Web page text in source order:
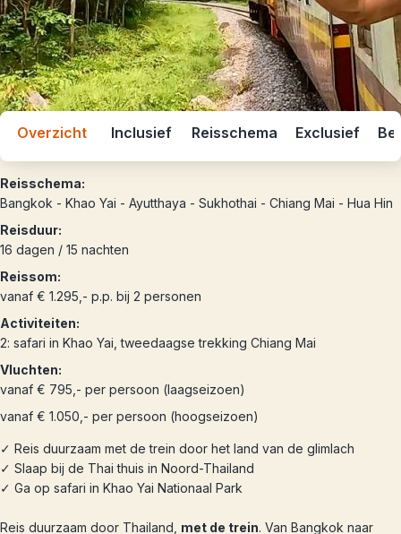
Overzicht Inclusief Reisschema Exclusief
Reisschema:
Bangkok - Khao Yai - Ayutthaya - Sukhothai - Chiang Mai - Hua Hin
Reisduur:
16 dagen / 15 nachten
Reissom:
vanaf € 1.295,- p.p. bij 2 personen
Activiteiten:
2: safari in Khao Yai, tweedaagse trekking Chiang Mai
Vluchten:
vanaf € 795,- per persoon (laagseizoen)
vanaf € 1.050,- per persoon (hoogseizoen)
✓ Reis duurzaam met de trein door het land van de glimlach
✓ Slaap bij de Thai thuis in Noord-Thailand
✓ Ga op safari in Khao Yai Nationaal Park
Reis duurzaam door Thailand, met de trein. Van Bangkok naar